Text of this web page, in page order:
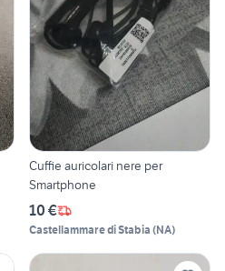
Cuffie auricolari nere per
Smartphone
10 €
Castellammare di Stabia (NA)